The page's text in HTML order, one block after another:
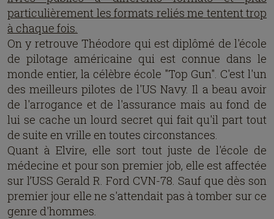
particulièrement les formats reliés me tentent trop
à chaque fois.
On y retrouve Théodore qui est diplômé de l'école
de pilotage américaine qui est connue dans le
monde entier, la célèbre école "Top Gun". C'est l'un
des meilleurs pilotes de l'US Navy. Il a beau avoir
de l'arrogance et de l'assurance mais au fond de
lui se cache un lourd secret qui fait qu'il part tout
de suite en vrille en toutes circonstances.
Quant à Elvire, elle sort tout juste de l'école de
médecine et pour son premier job, elle est affectée
sur l’USS Gerald R. Ford CVN-78. Sauf que dès son
premier jour elle ne s'attendait pas à tomber sur ce
genre d'hommes.